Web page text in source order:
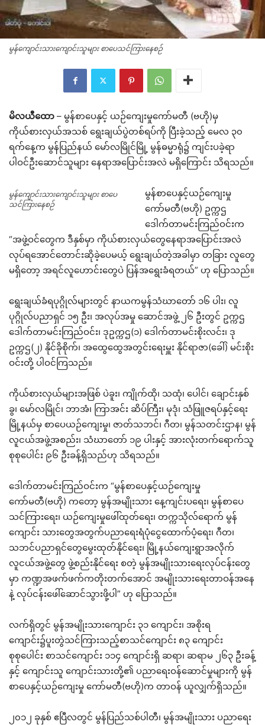
မွန်ကျောင်းသားကျောင်းသူများ စာပေသင်ကြားနေစဉ်
မိလယီထော – မွန်စာပေနှင့် ယဉ်ကျေးမှုကော်မတီ (ဗဟို)မှ
ကိုယ်စားလှယ်အသစ် ရွေးချယ်ပွဲတစ်ရပ်ကို ပြီးခဲ့သည့် မေလ ၃၀
ရက်နေ့က မွန်ပြည်နယ် မော်လမြိုင်မြို့ မွန်ဓမ္မာရုံ၌ ကျင်းပခဲ့ရာ
ပါဝင်ဦးဆောင်သူများ နေရာအပြောင်းအလဲ မရှိကြောင်း သိရသည်။
မွန်ကျောင်းသားကျောင်းသူများ စာပေ
သင်ကြားနေစဉ်
မွန်စာပေနှင့်ယဉ်ကျေးမှု
ကော်မတီ(ဗဟို) ဥက္ကဌ
ဒေါက်တာမင်းကြည်ဝင်းက
“အဖွဲ့ဝင်တွေက ဒီနှစ်မှာ ကိုယ်စားလှယ်တွေနေရာအပြောင်းအလဲ
လုပ်ရအောင်တောင်းဆိုခဲ့ပေမယ့် ရွေးချယ်တဲ့အခါမှာ တခြား လူတွေ
မရှိတော့ အရင်လူဟောင်းတွေပဲ ပြန်အရွေးခံရတယ်” ဟု ပြောသည်။
ရွေးချယ်ခံရပုဂ္ဂိုလ်များတွင် နာယကမွန်သံဃာတော် ၁၆ ပါး၊ လူ
ပုဂ္ဂိုလ်ပညာရှင် ၁၅ ဦး၊ အလုပ်အမှု ဆောင်အဖွဲ့ ၂၆ ဦးတွင် ဥက္ကဌ
ဒေါက်တာမင်းကြည်ဝင်း၊ ဒုဥက္ကဌ(၁) ဒေါက်တာမင်းစိုးလင်း၊ ဒု
ဥက္ကဌ(၂) နိုင်ခိုစိုက်၊ အထွေထွေအတွင်းရေးမှူး နိုင်ရာဇာ(ခေါ်) မင်းစိုး
ဝင်းတို့ ပါဝင်ကြသည်။
ကိုယ်စားလှယ်များအဖြစ် ပဲခူး၊ ကျိုက်ထို၊ သထုံ၊ ပေါင်၊ ချောင်းနှစ်
ခွ၊ မော်လမြိုင်၊ ဘာအံ၊ ကြာအင်း ဆိပ်ကြီး၊ မုဒုံ၊ သံဖြူဇရပ်နှင့်ရေး
မြို့နယ်မှ စာပေယဉ်ကျေးမှု၊ ဇာတ်သဘင်၊ ဂီတ၊ မွန်သတင်းဌာန၊ မွန်
လူငယ်အဖွဲ့အစည်း၊ သံဃာတော် ၁၉ ပါးနှင့် အားလုံးတက်ရောက်သူ
စုစုပေါင်း ၉၆ ဦးခန့်ရှိသည်ဟု သိရသည်။
ဒေါက်တာမင်းကြည်ဝင်းက “မွန်စာပေနှင့်ယဉ်ကျေးမှု
ကော်မတီ(ဗဟို) ကတော့ မွန်အမျိုးသား နေ့ကျင်းပရေး၊ မွန်စာပေ
သင်ကြားရေး၊ ယဉ်ကျေးမှုဖေါ်ထုတ်ရေး၊ တက္ကသိုလ်ရောက် မွန်
ကျောင်း သားတွေအတွက်ပညာရေးရံပုံငွေထောက်ပံ့ရေး၊ ဂီတ၊
သဘင်ပညာရှင်တွေမွေးထုတ်နိုင်ရေး၊ မြို့နယ်ကျေးရွာအလိုက်
လူငယ်အဖွဲ့တွေ ဖွဲ့စည်းနိုင်ရေး စတဲ့ မွန်အမျိုးသားရေးလုပ်ငန်းတွေ
မှာ ကဏ္ဍအဖက်ဖက်ကတိုးတက်အောင် အမျိုးသားရေးတာဝန်အနေ
နဲ့ လုပ်ငန်းဖေါ်ဆောင်သွားဖို့ပါ” ဟု ပြောသည်။
လက်ရှိတွင် မွန်အမျိုးသားကျောင်း ၃၁ ကျောင်း၊ အစိုးရ
ကျောင်း၌ပူးတွဲသင်ကြားသည့်စာသင်ကျောင်း ၈၃ ကျောင်း
စုစုပေါင်း စာသင်ကျောင်း ၁၁၄ ကျောင်းရှိ ဆရာ၊ ဆရာမ ၂၆၃ ဦးခန့်
နှင့် ကျောင်းသူ ကျောင်းသားတို့၏ ပညာရေးဝန်ဆောင်မှုများကို မွန်
စာပေနှင့်ယဉ်ကျေးမှု ကော်မတီ(ဗဟို)က တာဝန် ယူလျှက်ရှိသည်။
၂၀၁၂ ခုနှစ် ဧပြီလတွင် မွန်ပြည်သစ်ပါတီ၊ မွန်အမျိုးသား ပညာရေး